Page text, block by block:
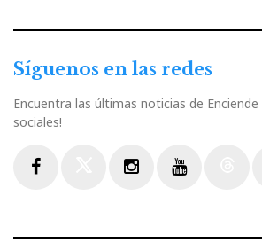
Síguenos en las redes
Encuentra las últimas noticias de Enciende
sociales!